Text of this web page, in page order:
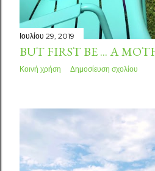
Ιουλίου 29, 2019
BUT FIRST BE ... A
Κοινή χρήση Δημοσίευση σχολίου